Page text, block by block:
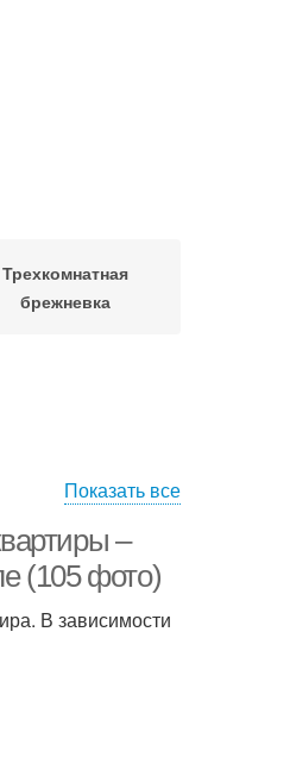
Трехкомнатная
брежневка
Показать все
–
(105 фото)
В зависимости